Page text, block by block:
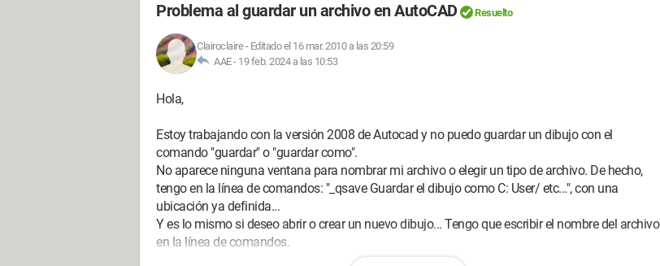
Problema al guardar un archivo en AutoCAD Resuelto
Clairoclaire- Editado el 16 mar. 2010 a las 20:59
AAE - 19 feb. 2024 a las 10:53
Hola,
Estoy trabajando con la versión 2008 de Autocad y no puedo guardar un dibujo con el
comando "guardar" o "guardar como".
No aparece ninguna ventana para nombrar mi archivo o elegir un tipo de archivo. De hecho,
tengo en la línea de comandos: "_qsave Guardar el dibujo como C: User/ etc...", con una
ubicación ya definida...
Y es lo mismo si deseo abrir o crear un nuevo dibujo... Tengo que escribir el nombre del archivo
en la línea de comandos.